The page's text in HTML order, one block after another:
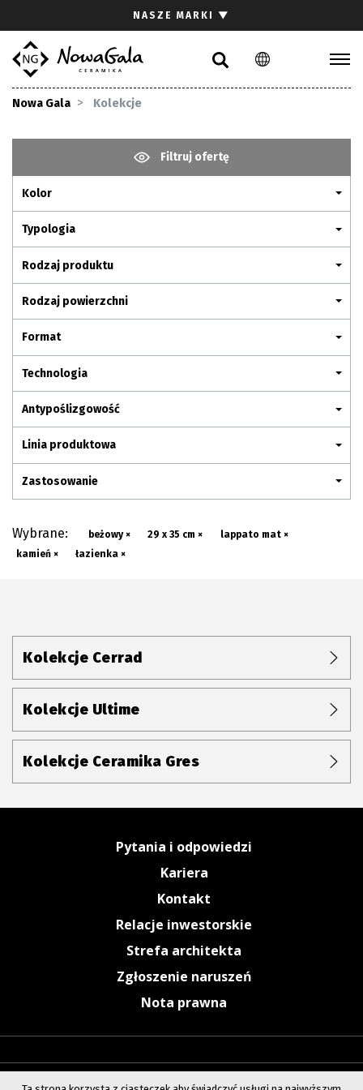
PL EN
NASZE MARKI ▼
Nowa Gala Kolekcje
Filtruj ofertę
Kolor
Typologia
Rodzaj produktu
Rodzaj powierzchni
Format
Technologia
Antypoślizgowość
Linia produktowa
Zastosowanie
Wybrane: beżowy × 29 x 35 cm ×
lappato mat ×
kamień ×
łazienka ×
Kolekcje Cerrad
Kolekcje Ultime
Kolekcje Ceramika Gres
Pytania i odpowiedzi
Kariera
Kontakt
Relacje inwestorskie
Strefa architekta
Zgłoszenie naruszeń
Nota prawna
Gdzie kupić
Pliki do pobrania
Pytania i odpowiedzi
Kariera
Kontakt
Komunikacja z akcjonariuszami